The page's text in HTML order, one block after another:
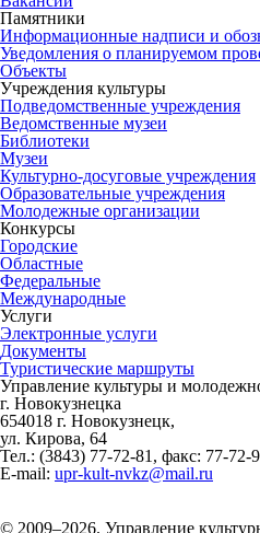
Памятники
Информационные надписи и
Уведомления о планируемом
Объекты
Учреждения культуры
Подведомственные учреждения
Ведомственные музеи
Библиотеки
Музеи
Культурно-досуговые учреждения
Образовательные учреждения
Молодежные организации
Конкурсы
Городские
Областные
Федеральные
Международные
Услуги
Электронные услуги
Документы
Туристические маршруты
Управление культуры и
г. Новокузнецка
654018 г. Новокузнецк,
ул. Кирова, 64
Тел.: (3843) 77-72-81 , факс: 77-72-
E-mail: upr-kult-nvkz@mail.ru
© 2009–2026. Управление